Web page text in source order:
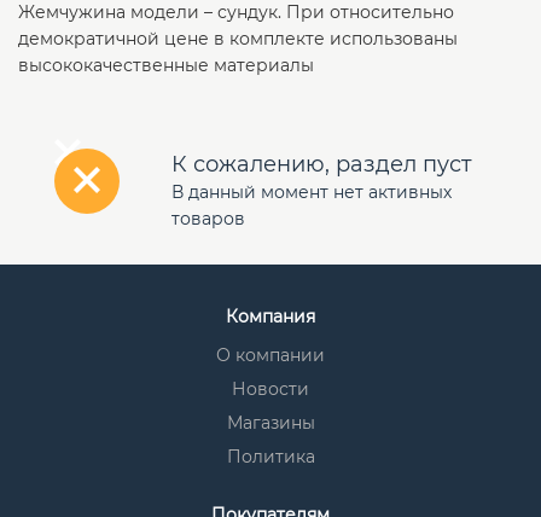
Жемчужина модели – сундук. При относительно
демократичной цене в комплекте использованы
высококачественные материалы
К сожалению, раздел пуст
В данный момент нет активных
товаров
Компания
О компании
Новости
Магазины
Политика